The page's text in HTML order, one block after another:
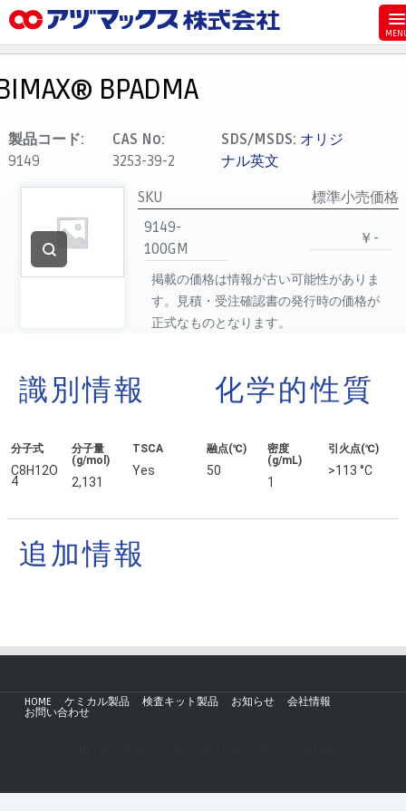
お気に入り
カート
マイアカウント
代理店一覧
支払い
BPADMA
製品コード:
9149
CAS No:
3253-39-2
SDS/MSDS: オリジ
ナル英文
SKU
標準小売価格
9149-
100GM
￥-
掲載の価格は情報が古い可能性がありま
す。見積・受注確認書の発行時の価格が
正式なものとなります。
識別情報
分子式
C8H12O
4
分子量
(g/mol)
2,131
TSCA
Yes
化学的性質
融点(℃)
50
密度
(g/mL)
1
引火点(℃)
>113 °C
追加情報
HOME ケミカル製品 検査キット製品 お知らせ
会社情報
お問い合わせ